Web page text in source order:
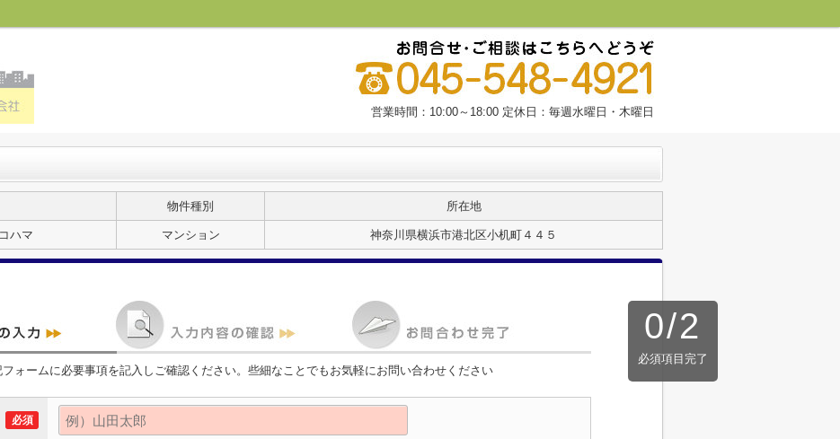
営業時間：10:00～18:00 定休日：毎週水曜日・木曜日
物件種別 所在地
ハマ マンション 神奈川県横浜市港北区小机町４４５
0/2
必須項目完了
フォームに必要事項を記入しご確認ください。些細なことでもお気軽にお問い合わせください
必須